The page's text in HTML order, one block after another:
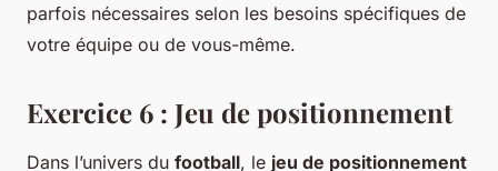
parfois nécessaires selon les besoins spécifiques de
votre équipe ou de vous-même.
Exercice 6 : Jeu de positionnement
Dans l’univers du football, le jeu de positionnement